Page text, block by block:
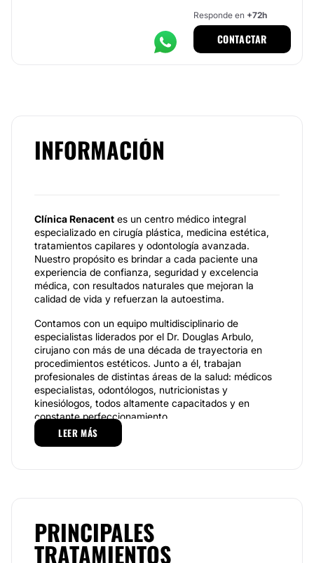
Responde en +72h
CONTACTAR
INFORMACIÓN
Clínica Renacent es un centro médico integral
especializado en cirugía plástica, medicina estética,
tratamientos capilares y odontología avanzada.
Nuestro propósito es brindar a cada paciente una
experiencia de confianza, seguridad y excelencia
médica, con resultados naturales que mejoran la
calidad de vida y refuerzan la autoestima.
Contamos con un equipo multidisciplinario de
especialistas liderados por el Dr. Douglas Arbulo,
cirujano con más de una década de trayectoria en
procedimientos estéticos. Junto a él, trabajan
profesionales de distintas áreas de la salud: médicos
especialistas, odontólogos, nutricionistas y
kinesiólogos, todos altamente capacitados y en
constante perfeccionamiento.
En cirugía estética
bioestimuladores y láser dermatofuncional.
EnRenacent Hairabordamos de manera integral la
caída capilar, con alternativas como el implante
LEER MÁS
PRINCIPALES
TRATAMIENTOS